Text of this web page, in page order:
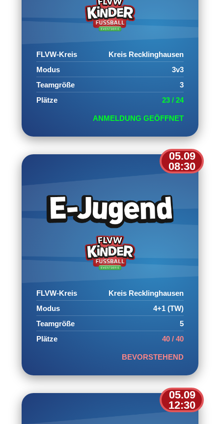
FLVW-Kreis
Kreis Recklinghausen
Modus
3v3
Teamgröße
3
Plätze
23 / 24
ANMELDUNG GEÖFFNET
05.09
08:30
FLVW-Kreis
Kreis Recklinghausen
Modus
4+1 (TW)
Teamgröße
5
Plätze
40 / 40
BEVORSTEHEND
05.09
12:30